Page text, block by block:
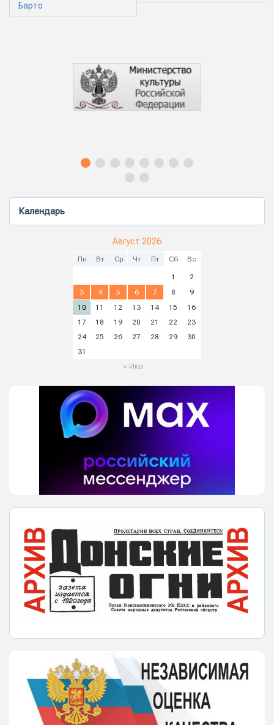
Календарь
Август 2026
Пн Вт Ср Чт Пт Сб Вс
1
2
3
4 5 6 7 8
9
10
11 12 13 14 15
16
17
18 19 20 21 22
23
24
25 26 27 28 29
30
31
« Июл
Барто